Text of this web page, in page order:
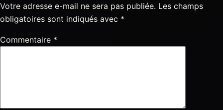
Votre adresse e-mail ne sera pas publiée. Les champs
obligatoires sont indiqués avec *
Commentaire *